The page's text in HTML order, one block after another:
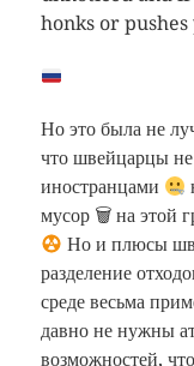
honks or pushes
Но это была не
что швейцарцы
иностранцами
мусор 🗑 на этой
Но и плюсы
разделение
среде весьма
давно не нужны
возможностей,